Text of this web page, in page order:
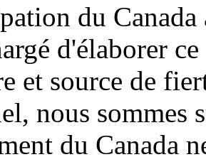
du
d'élaborer
et source de
nous sommes
du Canada